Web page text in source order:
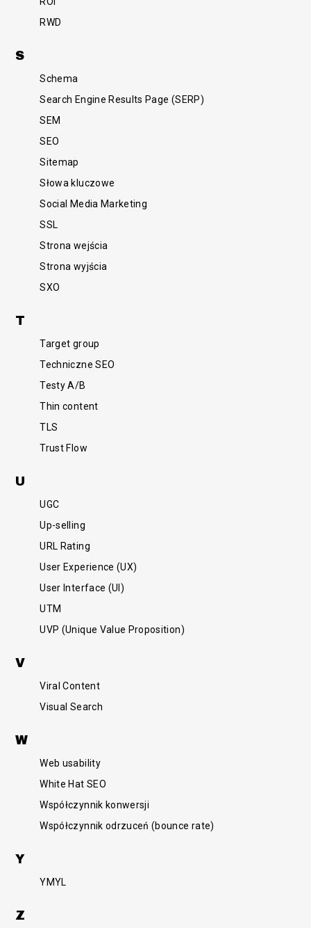
RWD
S
Schema
Search Engine Results Page (SERP)
SEM
SEO
Sitemap
Słowa kluczowe
Social Media Marketing
SSL
Strona wejścia
Strona wyjścia
SXO
T
Target group
Techniczne SEO
Testy A/B
Thin content
TLS
Trust Flow
U
UGC
Up-selling
URL Rating
User Experience (UX)
User Interface (UI)
UTM
UVP (Unique Value Proposition)
V
Viral Content
Visual Search
W
Web usability
White Hat SEO
Współczynnik konwersji
Współczynnik odrzuceń (bounce rate)
Y
YMYL
Z